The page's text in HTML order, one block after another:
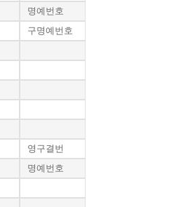
명예번호
구명예번호
영구결번
명예번호